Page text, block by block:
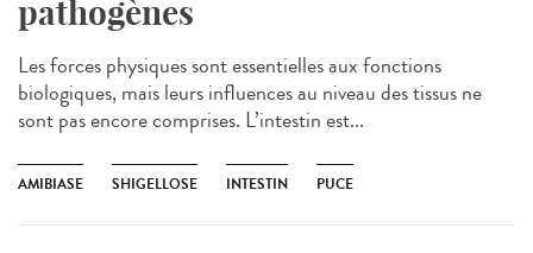
pathogènes
Les forces physiques sont essentielles aux fonctions
biologiques, mais leurs influences au niveau des tissus ne
sont pas encore comprises. L’intestin est...
AMIBIASE SHIGELLOSE INTESTIN PUCE